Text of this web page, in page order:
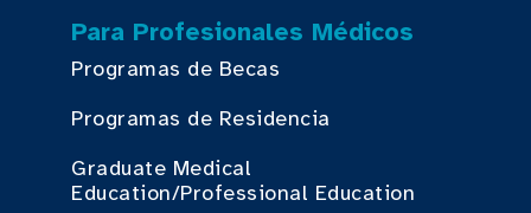
Para Profesionales Médicos
Programas de Becas
Programas de Residencia
Graduate Medical
Education/Professional Education